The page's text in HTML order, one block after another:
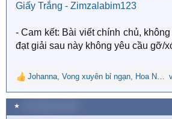
Giấy Trắng - Zimzalabim123
- Cam kết: Bài viết chính chủ,
đạt giải sau này không yêu cầu gỡ/
R
e
a
c
Johanna, Vong xuyên bỉ ngạn, Hoa Nguyệt Phụng
★